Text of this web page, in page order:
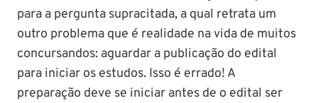
para a pergunta supracitada, a qual retrata um
outro problema que é realidade na vida de muitos
concursandos: aguardar a publicação do edital
para iniciar os estudos. Isso é errado! A
preparação deve se iniciar antes de o edital ser